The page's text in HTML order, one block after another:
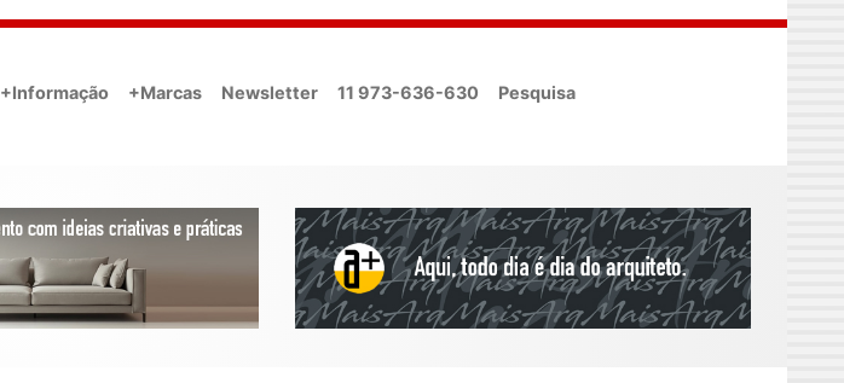
+Informação +Marcas Newsletter 11 973-636-630 Pesquisa